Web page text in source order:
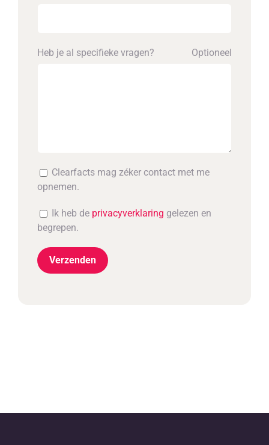
Heb je al specifieke vragen? Optioneel
Clearfacts mag zéker contact met me
opnemen.
Ik heb de privacyverklaring gelezen en
begrepen.